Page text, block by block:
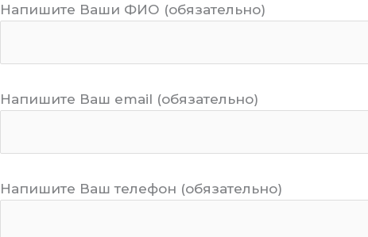
Напишите Ваши ФИО (обязательно)
Напишите Ваш email (обязательно)
Напишите Ваш телефон (обязательно)